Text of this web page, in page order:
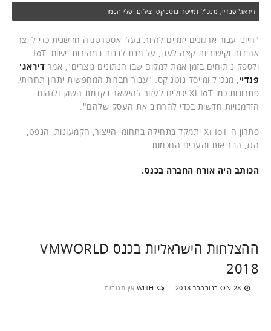
דיראג' פנדיי, מנכ"ל ומייסד נוטניקס. צילום: פלי הנמר
"חיוני עבור ארגונים יזמיים להיות בעלי אסטרטגיה חדשנית כדי לייצר
אחידות וקישוריות קצה לענן, על מנת לבנות במהירות יישומי IoT
ולספק ניתוחים בזמן אמת למקום שבו הנתונים נוצרים", אמר דיראג'
פנדיי, מנכ"ל ומייסד נוטניקס. "עבור חברות המחפשות יתרון תחרותי,
פתרונות כמו Xi IoT יכולים לעזור להישאר בקדמת השוק ולזהות
הזדמנויות חדשות בכדי להרחיב את העסק שלהם".
פתרון ה-Xi IoT יתמקד בתחילה בתחומי הייצור, הקמעונות, הנפט,
הגז, הבריאות והערים החכמות.
הכותב היה אורח החברה בכנס.
ההצלחות הישראליות בכנס VMWORLD
2018
ON 28 בנובמבר 2018 WITH אין תגובות